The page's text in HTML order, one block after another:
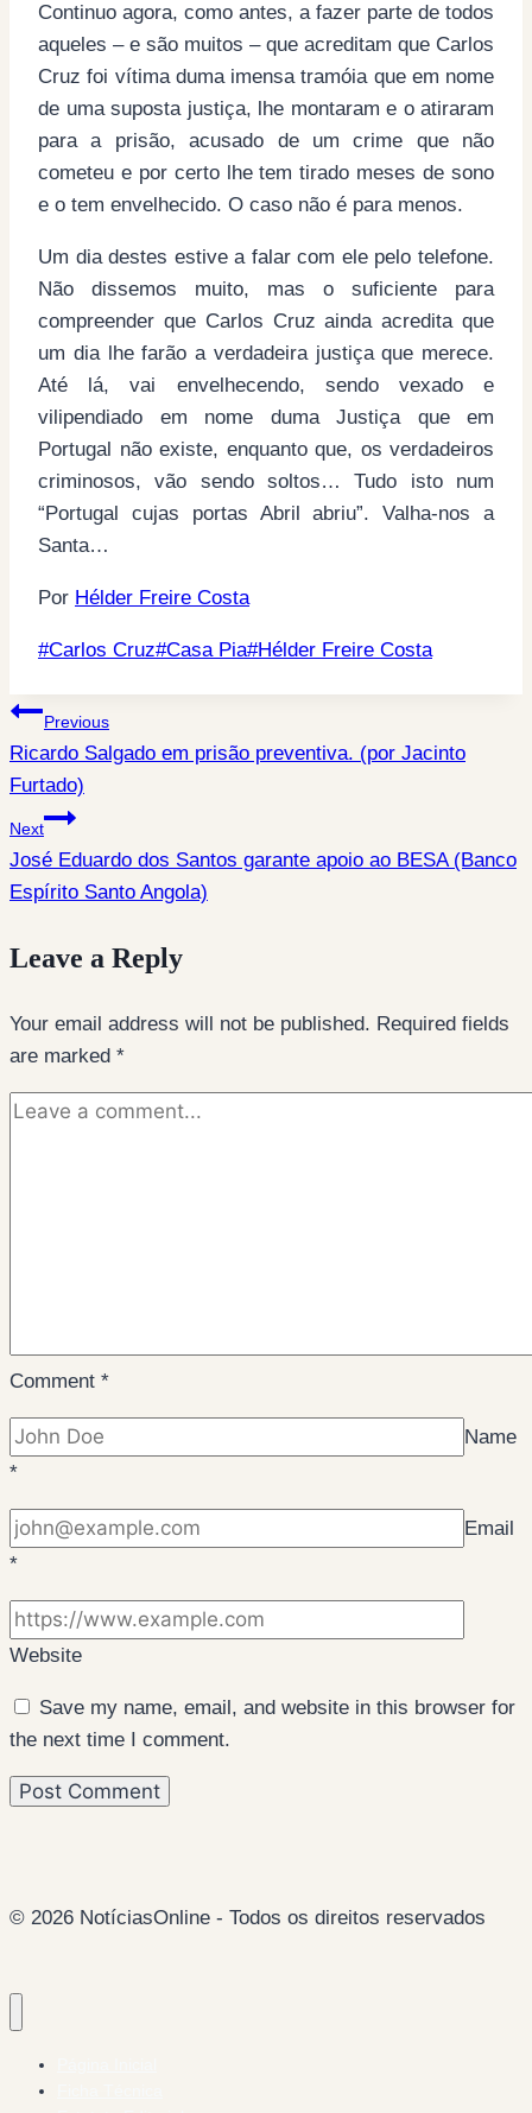
Continuo agora, como antes, a fazer parte de todos
aqueles – e são muitos – que acreditam que Carlos
Cruz foi vítima duma imensa tramóia que em nome
de uma suposta justiça, lhe montaram e o atiraram
para a prisão, acusado de um crime que não
cometeu e por certo lhe tem tirado meses de sono
e o tem envelhecido. O caso não é para menos.
Um dia destes estive a falar com ele pelo telefone.
Não dissemos muito, mas o suficiente para
compreender que Carlos Cruz ainda acredita que
um dia lhe farão a verdadeira justiça que merece.
Até lá, vai envelhecendo, sendo vexado e
vilipendiado em nome duma Justiça que em
Portugal não existe, enquanto que, os verdadeiros
criminosos, vão sendo soltos… Tudo isto num
“Portugal cujas portas Abril abriu”. Valha-nos a
Santa…
Por Hélder Freire Costa
Post
#Carlos Cruz#Casa Pia#Hélder Freire Costa
Post
navigation
Previous
Ricardo Salgado em prisão preventiva. (por Jacinto
Furtado)
Next
José Eduardo dos Santos garante apoio ao BESA (Banco
Espírito Santo Angola)
Leave a Reply
Your email address will not be published. Required fields
are marked *
Comment *
Name
*
Email
*
Website
Save my name, email, and website in this browser for
the next time I comment.
© 2026 NotíciasOnline - Todos os direitos reservados